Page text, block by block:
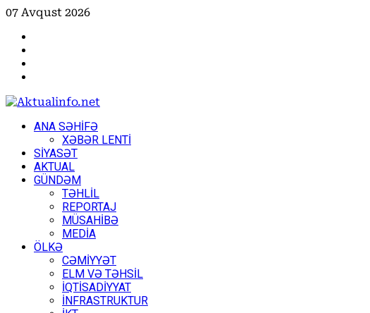
Skip
content
07 Avqust 2026
PrimaryANA SƏHİFƏ
XƏBƏR LENTİ
SİYASƏT
AKTUAL
GÜNDƏM
TƏHLİL
REPORTAJ
MÜSAHİBƏ
MEDİA
ÖLKƏ
CƏMİYYƏT
ELM VƏ TƏHSİL
İQTİSADİYYAT
İNFRASTRUKTUR